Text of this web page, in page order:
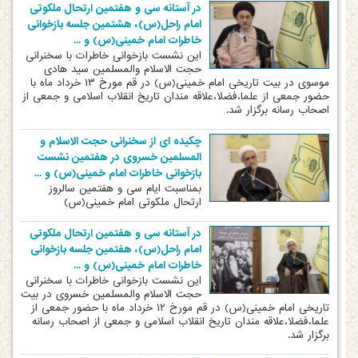
در آستانه سی و هفتمین ارتحال ملکوتی
امام راحل(س)، هشتمین جلسه بازخوانی
خاطرات امام خمینی(س) و ...
این نشست بازخوانی خاطرات با سخنرانی
حجت الاسلام والمسلمین سید هادی
موسوی در بیت تاریخی امام خمینی(س) در قم مورخ ۱۳ خرداد ماه با
حضور جمعی از علما،فضلا،علاقه مندان تاریخ انقلاب اسلامی و جمعی از
اصحاب رسانه برگزار شد.
چکیده ای از سخنرانی حجت الاسلام و
المسلمین خسروی در هفتمین نشست
بازخوانی خاطرات امام خمینی(س) و ...
بمناسبت ایام سی و هفتمین سالروز
ارتحال ملکوتی امام خمینی(س)
در آستانه سی و هفتمین ارتحال ملکوتی
امام راحل(س)، هفتمین جلسه بازخوانی
خاطرات امام خمینی(س) و ...
این نشست بازخوانی خاطرات با سخنرانی
حجت الاسلام والمسلمین خسروی در بیت
تاریخی امام خمینی(س) در قم مورخ ۱۲ خرداد ماه با حضور جمعی از
علما،فضلا،علاقه مندان تاریخ انقلاب اسلامی و جمعی از اصحاب رسانه
برگزار شد.